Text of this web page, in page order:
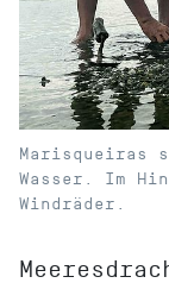
Marisqueiras
Wasser. Im
Windräder.